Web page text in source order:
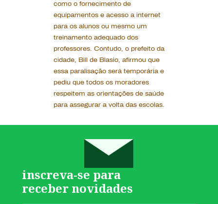
como o fornecimento de
equipamentos e acesso a internet
para os alunos ou mesmo um
treinamento adequado dos
professores. Contudo, o prefeito da
cidade, Bill de Blasio, afirmou que
essa paralisação será temporária e
pediu que todos os moradores
respeitem as orientações de saúde
para assegurar a volta das escolas.
inscreva-se para
receber novidades